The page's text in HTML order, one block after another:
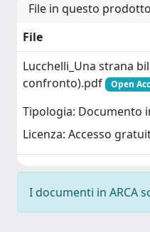
File in questo
File
Lucchelli_Una strana
confronto).pdf
Open
Tipologia: Documento
Licenza: Accesso
I documenti in ARCA